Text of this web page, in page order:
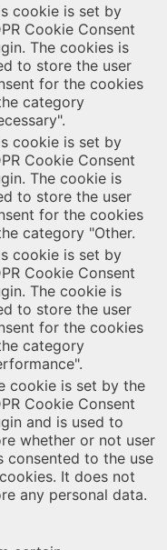
cookie is set by
Cookie Consent
The cookies is
to store the user
for the cookies
category
cookie is set by
Cookie Consent
The cookie is
to store the user
for the cookies
category "Other.
cookie is set by
Cookie Consent
The cookie is
to store the user
for the cookies
category
cookie is set by the
Cookie Consent
and is used to
whether or not user
consented to the use
It does not
any personal data.